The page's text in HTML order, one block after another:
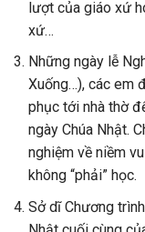
lượt của giáo xứ
xứ…
Những ngày lễ
Xuống…), các em
phục tới nhà thờ
ngày Chúa Nhật.
nghiệm về niềm
không “phải” học.
Sở dĩ Chương